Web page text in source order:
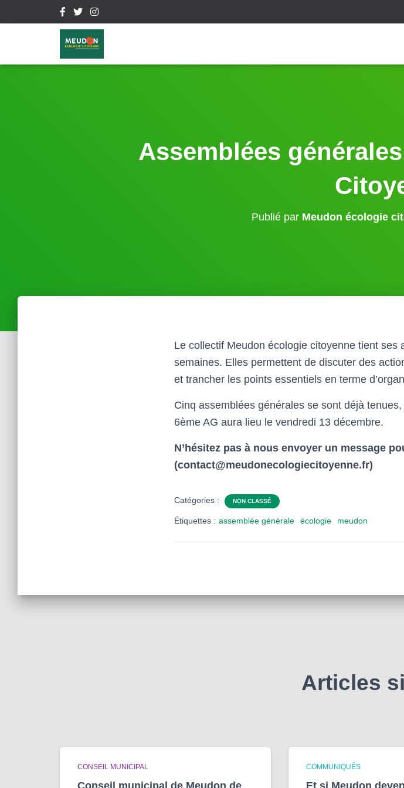
Assemblées
Publié par Meudon écologie
Le collectif Meudon écologie citoyenne tient
semaines. Elles permettent de discuter des
et trancher les points essentiels en terme
Cinq assemblées générales se sont déjà
6ème AG aura lieu le vendredi 13 décembre.
N’hésitez pas à nous envoyer un message
(contact@meudonecologiecitoyenne.fr)
Catégories : NON CLASSÉ
Étiquettes : assemblée générale écologie meudon
Articles
CONSEIL MUNICIPAL
Conseil municipal de Meudon de
COMMUNIQUÉS
Et si Meudon